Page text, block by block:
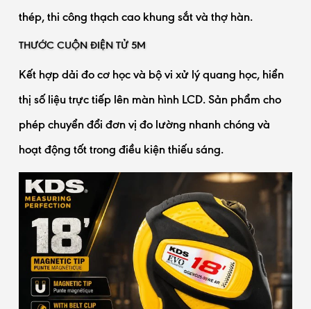
thép, thi công thạch cao khung sắt và thợ hàn.
THƯỚC CUỘN ĐIỆN TỬ 5M
Kết hợp dải đo cơ học và bộ vi xử lý quang học, hiển
thị số liệu trực tiếp lên màn hình LCD. Sản phẩm cho
phép chuyển đổi đơn vị đo lường nhanh chóng và
hoạt động tốt trong điều kiện thiếu sáng.